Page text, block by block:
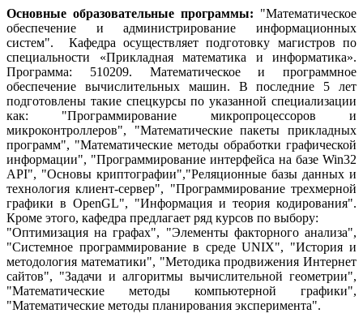
Основные образовательные программы: "Математическое
обеспечение и администрирование информационных
систем". Кафедра осуществляет подготовку магистров по
специальности «Прикладная математика и информатика».
Программа: 510209. Математическое и программное
обеспечение вычислительных машин. В последние 5 лет
подготовлены такие спецкурсы по указанной специализации
как: "Программирование микропроцессоров и
микроконтроллеров", "Математические пакеты прикладных
программ", "Математические методы обработки графической
информации", "Программирование интерфейса на базе Win32
API", "Основы криптографии","Реляционные базы данных и
технология клиент-сервер", "Программирование трехмерной
графики в OpenGL", "Информация и теория кодирования".
Кроме этого, кафедра предлагает ряд курсов по выбору:
"Оптимизация на графах", "Элементы факторного анализа",
"Системное программирование в среде UNIX", "История и
методология математики", "Методика продвижения Интернет
сайтов", "Задачи и алгоритмы вычислительной геометрии",
"Математические методы компьютерной графики",
"Математические методы планирования эксперимента".